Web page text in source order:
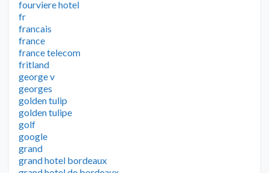
fourviere hotel
fr
francais
france
france telecom
fritland
george v
georges
golden tulip
golden tulipe
golf
google
grand
grand hotel bordeaux